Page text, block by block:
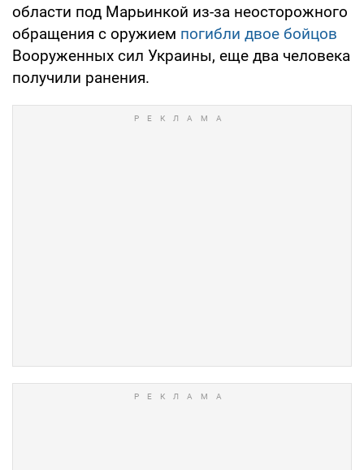
области под Марьинкой из-за неосторожного
обращения с оружием погибли двое бойцов
Вооруженных сил Украины, еще два человека
получили ранения.